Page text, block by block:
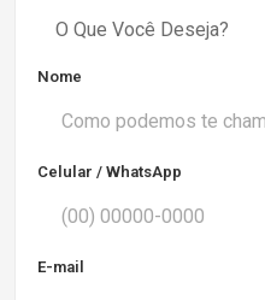
O Que Você Deseja?
Nome
Celular / WhatsApp
E-mail